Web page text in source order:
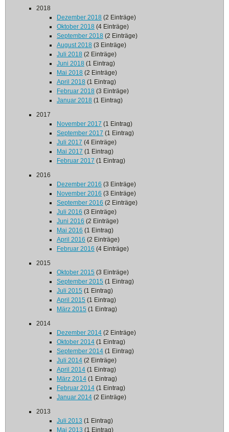
2018
Dezember 2018 (2 Einträge)
Oktober 2018 (4 Einträge)
September 2018 (2 Einträge)
August 2018 (3 Einträge)
Juli 2018 (2 Einträge)
Juni 2018 (1 Eintrag)
Mai 2018 (2 Einträge)
April 2018 (1 Eintrag)
Februar 2018 (3 Einträge)
Januar 2018 (1 Eintrag)
2017
November 2017 (1 Eintrag)
September 2017 (1 Eintrag)
Juli 2017 (4 Einträge)
Mai 2017 (1 Eintrag)
Februar 2017 (1 Eintrag)
2016
Dezember 2016 (3 Einträge)
November 2016 (3 Einträge)
September 2016 (2 Einträge)
Juli 2016 (3 Einträge)
Juni 2016 (2 Einträge)
Mai 2016 (1 Eintrag)
April 2016 (2 Einträge)
Februar 2016 (4 Einträge)
2015
Oktober 2015 (3 Einträge)
September 2015 (1 Eintrag)
Juli 2015 (1 Eintrag)
April 2015 (1 Eintrag)
März 2015 (1 Eintrag)
2014
Dezember 2014 (2 Einträge)
Oktober 2014 (1 Eintrag)
September 2014 (1 Eintrag)
Juli 2014 (2 Einträge)
April 2014 (1 Eintrag)
März 2014 (1 Eintrag)
Februar 2014 (1 Eintrag)
Januar 2014 (2 Einträge)
2013
Juli 2013 (1 Eintrag)
Mai 2013 (1 Eintrag)